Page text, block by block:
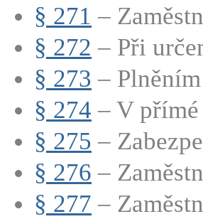
§ 271 –
§ 272 – Při
§ 273 –
§ 274 – V
§ 275 –
§ 276 –
§ 277 –